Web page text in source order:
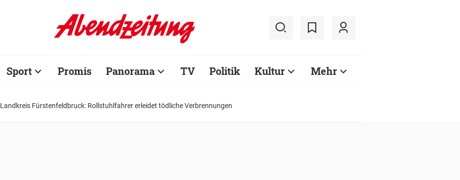
Sport Promis Panorama TV Politik Kultur Mehr
Landkreis Fürstenfeldbruck: Rollstuhlfahrer erleidet tödliche Verbrennungen